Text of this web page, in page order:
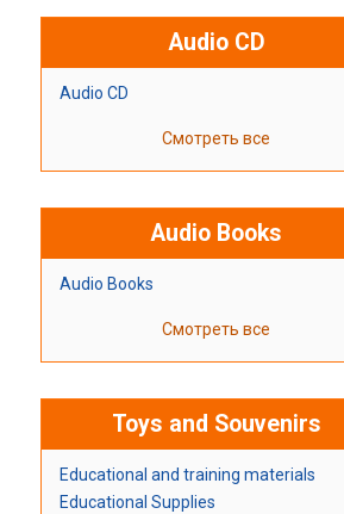
Audio CD
Audio CD
Смотреть все
Audio Books
Audio Books
Смотреть все
Toys and Souvenirs
Educational and training materials
Educational Supplies